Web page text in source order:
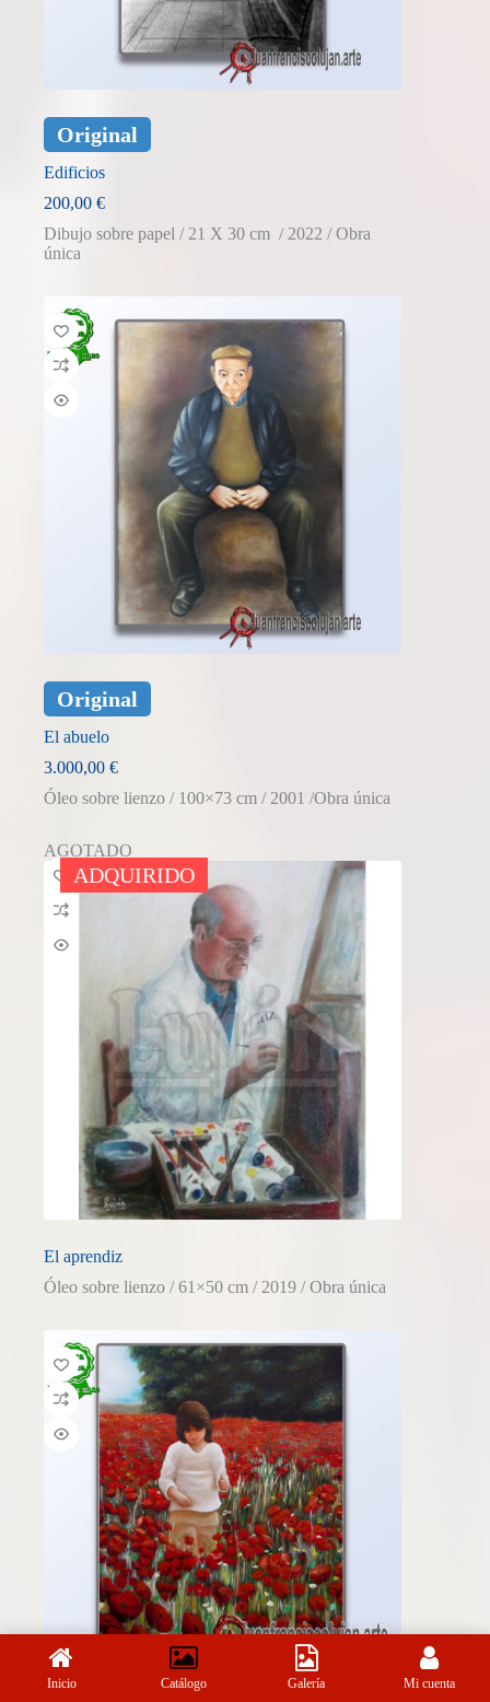
Original
Edificios
200,00 €
Dibujo sobre papel / 21 X 30 cm / 2022 / Obra
única
Original
El abuelo
3.000,00 €
Óleo sobre lienzo / 100×73 cm / 2001 /Obra única
ADQUIRIDO
AGOTADO
El aprendiz
Óleo sobre lienzo / 61×50 cm / 2019 / Obra única
Inicio Catálogo Galería Mi cuenta